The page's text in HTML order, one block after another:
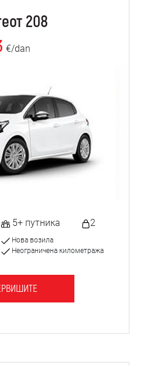
208
€/dan
5+ путника 2
Нова возила
Неограничена километража